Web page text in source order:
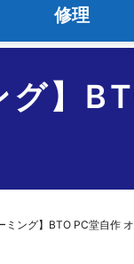
修理
グ】
ミング】BTO PC堂自作